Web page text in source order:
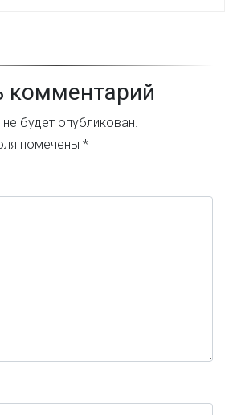
комментарий
будет опубликован.
помечены *